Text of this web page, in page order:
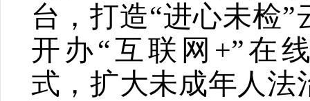
台，打造“进心未检”
开办“互联网 +”在
式，扩大未成年人法